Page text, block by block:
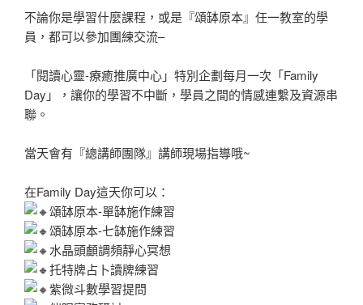
不論你是學習什麼課程，或是『頌缽原本』任一教室的學
員，都可以參加團練交流–
「閱讀心靈-療癒推廣中心」特別企劃每月一次「Family
Day」，讓你的學習不中斷，學員之間的情感連繫及資源串
聯。
當天會有『總講師團隊』講師現場指導哦~
在Family Day這天你可以：
頌缽原本-單缽施作練習
頌缽原本-七缽施作練習
水晶頭顱調頻靜心冥想
托特牌占卜讀牌練習
紫微斗數學習提問